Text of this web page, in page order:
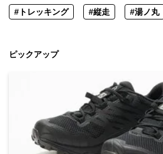
#トレッキング #縦走 #湯ノ丸
ピックアップ